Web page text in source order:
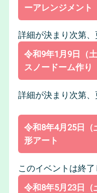
ーアレンジメント
詳細が決まり次第、
令和9年1月9日（
スノードーム作り
詳細が決まり次第、
令和8年4月25日
形アート
このイベントは終了
令和8年5月23日（